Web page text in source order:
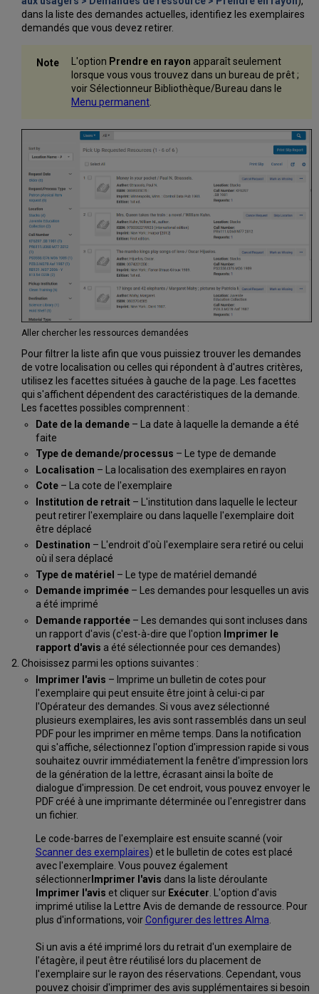
dans la liste des demandes actuelles, identifiez les exemplaires
demandés que vous devez retirer.
L'option Prendre en rayon apparaît seulement
lorsque vous vous trouvez dans un bureau de prêt ;
voir Sélectionneur Bibliothèque/Bureau dans le
Menu permanent.
Aller chercher les ressources demandées
Pour filtrer la liste afin que vous puissiez trouver les demandes
de votre localisation ou celles qui répondent à d'autres critères,
utilisez les facettes situées à gauche de la page. Les facettes
qui s'affichent dépendent des caractéristiques de la demande.
Les facettes possibles comprennent :
Date de la demande– La date à laquelle la demande a été
faite
Type de demande/processus – Le type de demande
Localisation – La localisation des exemplaires en rayon
Cote– La cote de l'exemplaire
Institution de retrait– L'institution dans laquelle le lecteur
peut retirer l'exemplaire ou dans laquelle l'exemplaire doit
être déplacé
Destination – L'endroit d'où l'exemplaire sera retiré ou celui
où il sera déplacé
Type de matériel – Le type de matériel demandé
Demande imprimée– Les demandes pour lesquelles un avis
a été imprimé
Demande rapportée– Les demandes qui sont incluses dans
un rapport d'avis (c'est-à-dire que l'option Imprimer le
rapport d'avis a été sélectionnée pour ces demandes)
Choisissez parmi les options suivantes :
Imprimer l'avis – Imprime un bulletin de cotes pour
l'exemplaire qui peut ensuite être joint à celui-ci par
l'Opérateur des demandes. Si vous avez sélectionné
plusieurs exemplaires, les avis sont rassemblés dans un seul
PDF pour les imprimer en même temps. Dans la notification
qui s'affiche, sélectionnez l'option d'impression rapide si vous
souhaitez ouvrir immédiatement la fenêtre d'impression lors
de la génération de la lettre, écrasant ainsi la boîte de
dialogue d'impression. De cet endroit, vous pouvez envoyer le
PDF créé à une imprimante déterminée ou l'enregistrer dans
un fichier.
Le code-barres de l'exemplaire est ensuite scanné (voir
Scanner des exemplaires) et le bulletin de cotes est placé
avec l'exemplaire. Vous pouvez également
sélectionnerImprimer l'avis dans la liste déroulante
Imprimer l'avis et cliquer sur Exécuter . L'option d'avis
imprimé utilise la Lettre Avis de demande de ressource. Pour
plus d'informations, voirConfigurer des lettres Alma
Si un avis a été imprimé lors du retrait d'un exemplaire de
l'étagère, il peut être réutilisé lors du placement de
l'exemplaire sur le rayon des réservations. Cependant, vous
pouvez choisir d'imprimer des avis supplémentaires si besoin